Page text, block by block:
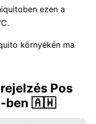
ezen a
környékén ma
Pos
ben 🇦🇼